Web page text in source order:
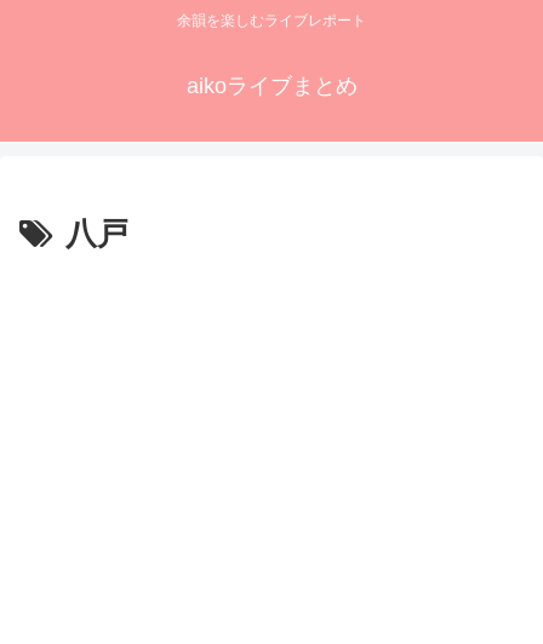
余韻を楽しむライブレポート
aikoライブまとめ
八戸